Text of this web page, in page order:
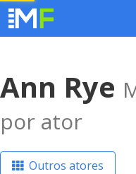
Ann Rye
por ator
Outros atores